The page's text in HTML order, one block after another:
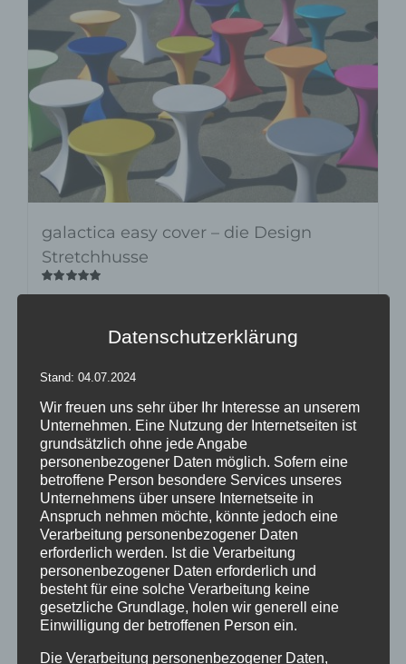
galactica easy cover – die Design
Stretchhusse
Bewertet
Details
Datenschutzerklärung
Stand: 04.07.2024
Wir freuen uns sehr über Ihr Interesse an unserem
Unternehmen. Eine Nutzung der Internetseiten ist
grundsätzlich ohne jede Angabe
personenbezogener Daten möglich. Sofern eine
betroffene Person besondere Services unseres
Unternehmens über unsere Internetseite in
Anspruch nehmen möchte, könnte jedoch eine
Verarbeitung personenbezogener Daten
erforderlich werden. Ist die Verarbeitung
personenbezogener Daten erforderlich und
besteht für eine solche Verarbeitung keine
gesetzliche Grundlage, holen wir generell eine
Einwilligung der betroffenen Person ein.
Die Verarbeitung personenbezogener Daten,